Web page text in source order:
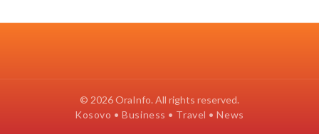
© 2026 OraInfo. All rights reserved.
Kosovo • Business • Travel • News